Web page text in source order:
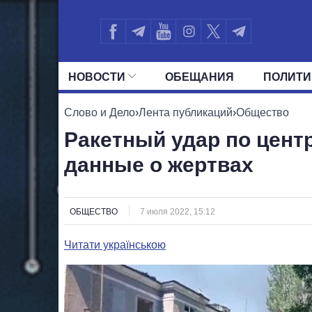
НОВОСТИ ОБЕЩАНИЯ
ВСЕ ПОЛИТИКИ ПРЕЗИДЕНТ И
Слово и Дело›Лента публикаций›Общество
Ракетный удар по
данные о жертвах
ОБЩЕСТВО 7 июля 2022, 15:12
Читати українською